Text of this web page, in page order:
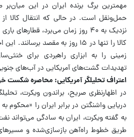
مهمترین برگ برنده ایران در این
حمل‌ونقل است. در حالی که انتقال کالا
نزدیک به ۴۰ روز زمان می‌برد،
کالا را تنها در ۱۵ روز به مقصد برسانند.
زمینی را به ابزاری راهبردی برای
تهدیدات گشت‌های آمریکایی در آب‌های
اعتراف تحلیلگر آمریکایی: محاصره شکست
در اظهارنظری صریح، براندون ویکرت،
دریایی واشنگتن در برابر ایران را
به گفته ویکرت، ایران به سادگی می‌تواند
طریق خطوط راه‌آهن بازسازی‌شده و